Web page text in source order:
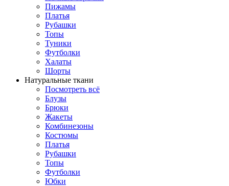
Пижамы
Платья
Рубашки
Топы
Туники
Футболки
Халаты
Шорты
Натуральные ткани
Посмотреть всё
Блузы
Брюки
Жакеты
Комбинезоны
Костюмы
Платья
Рубашки
Топы
Футболки
Юбки